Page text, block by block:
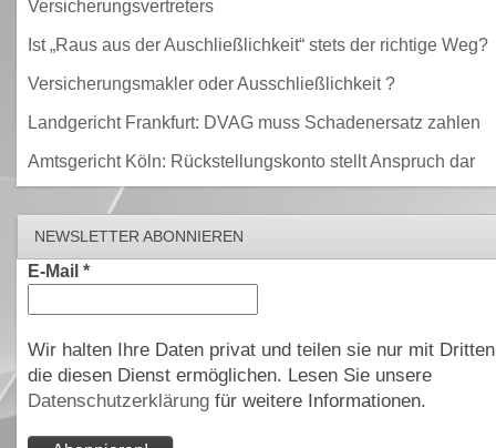
Versicherungsvertreters
Ist „Raus aus der Auschließlichkeit“ stets der richtige Weg?
Versicherungsmakler oder Ausschließlichkeit ?
Landgericht Frankfurt: DVAG muss Schadenersatz zahlen
Amtsgericht Köln: Rückstellungskonto stellt Anspruch dar
NEWSLETTER ABONNIEREN
E-Mail *
Wir halten Ihre Daten privat und teilen sie nur mit
die diesen Dienst ermöglichen. Lesen Sie unsere
Datenschutzerklärungfür weitere Informationen.